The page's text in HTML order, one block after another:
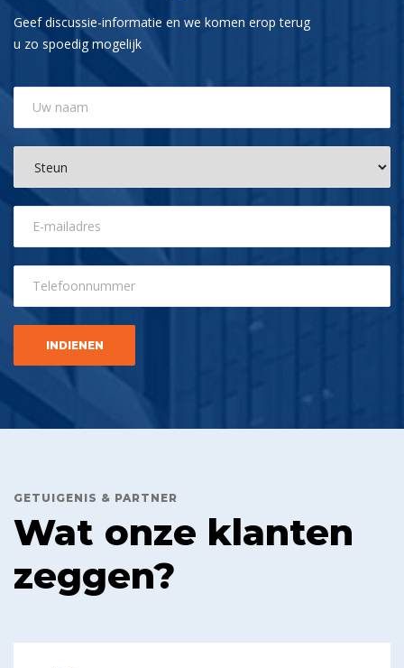
Geef discussie-informatie en we komen erop terug
u zo spoedig mogelijk
GETUIGENIS & PARTNER
Wat onze klanten
zeggen?